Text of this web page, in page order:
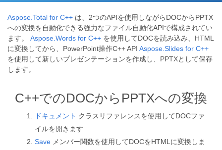
Aspose.Total for C++ は、2つのAPIを使用しながらDOCからPPTX
への変換を自動化できる強力なファイル自動化APIで構成されてい
ます。 Aspose.Words for C++ を使用してDOCを読み込み、HTML
に変換してから、PowerPoint操作C++ API Aspose.Slides for C++
を使用して新しいプレゼンテーションを作成し、PPTXとして保存
します。
C++でのDOCからPPTXへの変換
ドキュメント クラスリファレンスを使用してDOCファ
イルを開きます
Save メンバー関数を使用してDOCをHTMLに変換しま